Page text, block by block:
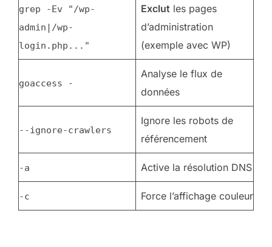
grep -Ev "/wp-
admin|/wp-
login.php..."
Exclut les pages
d’administration
(exemple avec WP)
goaccess -
Analyse le flux de
données
--ignore-crawlers
Ignore les robots de
référencement
-a Active la résolution DNS
-c Force l’affichage couleur